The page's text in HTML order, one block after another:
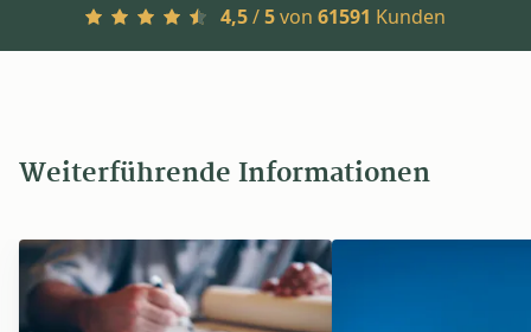
4,5/5von 61591 Kunden
Weiterführende Informationen